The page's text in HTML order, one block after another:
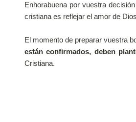
Enhorabuena por vuestra
cristiana es reflejar el amor de
El momento de preparar vuestra
están confirmados, deben
Cristiana.